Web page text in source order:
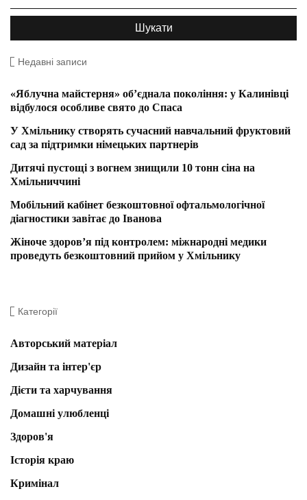
Недавні записи
«Яблучна майстерня» об’єднала покоління: у Калинівці
відбулося особливе свято до Спаса
У Хмільнику створять сучасний навчальний фруктовий
сад за підтримки німецьких партнерів
Дитячі пустощі з вогнем знищили 10 тонн сіна на
Хмільниччині
Мобільний кабінет безкоштовної офтальмологічної
діагностики завітає до Іванова
Жіноче здоров’я під контролем: міжнародні медики
проведуть безкоштовний прийом у Хмільнику
Категорії
Авторський матеріал
Дизайн та інтер'єр
Дієти та харчування
Домашні улюбленці
Здоров'я
Історія краю
Кримінал